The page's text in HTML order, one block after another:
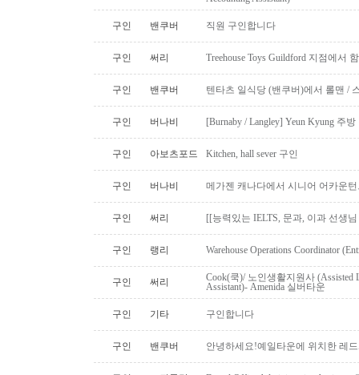
구인 밴쿠버 직원 구인합니다
구인 써리 Treehouse Toys Guildford 지점에서
구인 밴쿠버 텐타츠 일식당 (밴쿠버)에서 롤맨 /
구인 버나비 [Burnaby / Langley] Yeun Kyung 주
구인 아보츠포드 Kitchen, hall sever 구인
구인 버나비 메가젠 캐나다에서 시니어 어카운
구인 써리 [[능력있는 IELTS, 문과, 이과 선생
구인 랭리 Warehouse Operations Coordinator
구인 써리
Cook(쿡)/ 노인생활지원사 (Assisted
Assistant)- Amenida 실버타운
구인 기타 구인합니다
구인 밴쿠버 안녕하세요!예일타운에 위치한 레